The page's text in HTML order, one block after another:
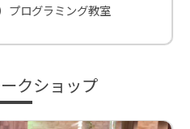
プログラミング教室
クショップ